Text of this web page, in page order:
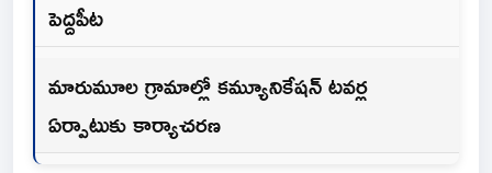
పెద్దపీట
మారుమూల గ్రామాల్లో కమ్యూనికేషన్ టవర్ల
ఏర్పాటుకు కార్యాచరణ